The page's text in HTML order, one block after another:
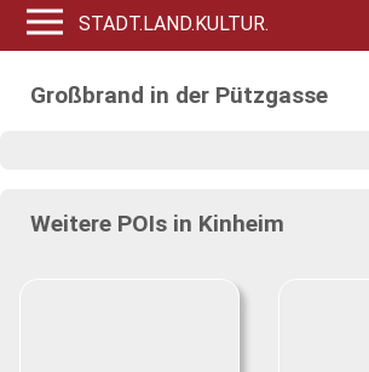
STADT.LAND.KULTUR.
Großbrand in der Pützgasse
Weitere POIs in Kinheim